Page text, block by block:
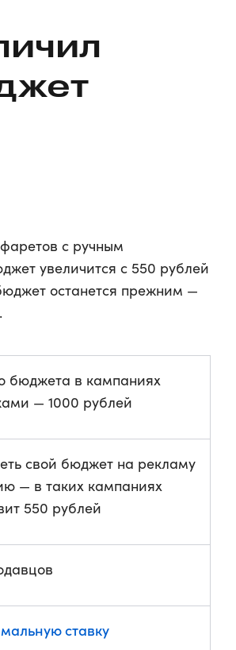
с ручным
увеличится с 550 рублей
останется прежним —
бюджета в кампаниях
— 1000 рублей
свой бюджет на рекламу
— в таких кампаниях
550 рублей
ставку